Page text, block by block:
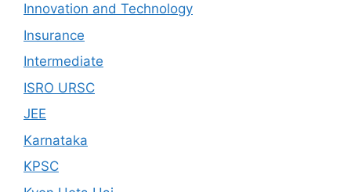
Innovation and Technology
Insurance
Intermediate
ISRO URSC
JEE
Karnataka
KPSC